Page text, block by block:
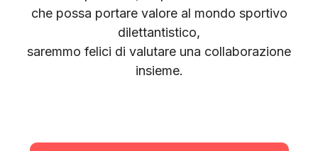
che possa portare valore al mondo sportivo
dilettantistico,
saremmo felici di valutare una collaborazione
insieme.